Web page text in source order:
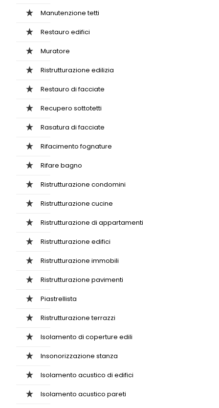
Manutenzione tetti
Restauro edifici
Muratore
Ristrutturazione edilizia
Restauro di facciate
Recupero sottotetti
Rasatura di facciate
Rifacimento fognature
Rifare bagno
Ristrutturazione condomini
Ristrutturazione cucine
Ristrutturazione di appartamenti
Ristrutturazione edifici
Ristrutturazione immobili
Ristrutturazione pavimenti
Piastrellista
Ristrutturazione terrazzi
Isolamento di coperture edili
Insonorizzazione stanza
Isolamento acustico di edifici
Isolamento acustico pareti